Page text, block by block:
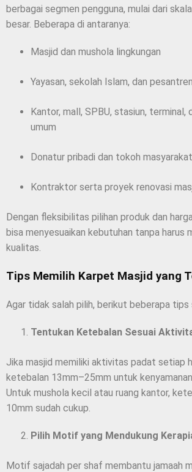
berbagai segmen pengguna, mulai dari
besar. Beberapa di antaranya:
Masjid dan mushola lingkungan
Yayasan, sekolah Islam, dan pesantren
Kantor, mall, SPBU, stasiun, terminal,
umum
Donatur pribadi dan tokoh masyarakat
Kontraktor serta proyek renovasi
Dengan fleksibilitas pilihan produk dan
bisa menyesuaikan kebutuhan tanpa harus
kualitas.
Tips Memilih Karpet Masjid yang
Agar tidak salah pilih, berikut beberapa tips
Tentukan Ketebalan Sesuai
Jika masjid memiliki aktivitas padat setiap
ketebalan 13mm–25mm untuk
Untuk mushola kecil atau ruang kantor,
10mm sudah cukup.
Pilih Motif yang Mendukung
Motif sajadah per shaf membantu jamaah